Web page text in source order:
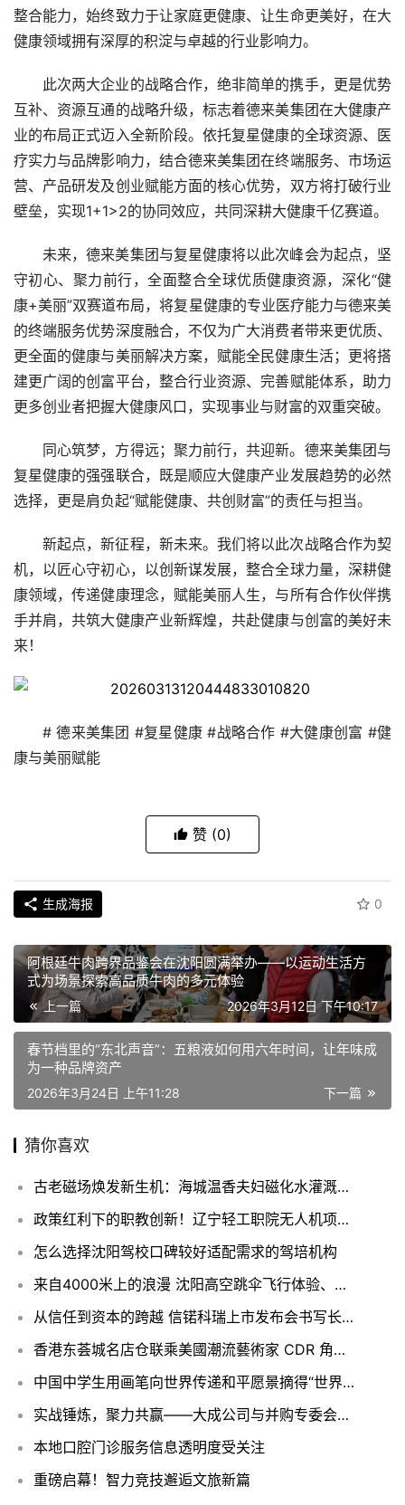
整合能力，始终致力于让家庭更健康、让生命更美好，在大
健康领域拥有深厚的积淀与卓越的行业影响力。
此次两大企业的战略合作，绝非简单的携手，更是优势
互补、资源互通的战略升级，标志着德来美集团在大健康产
业的布局正式迈入全新阶段。依托复星健康的全球资源、医
疗实力与品牌影响力，结合德来美集团在终端服务、市场运
营、产品研发及创业赋能方面的核心优势，双方将打破行业
壁垒，实现1+1>2的协同效应，共同深耕大健康千亿赛道。
未来，德来美集团与复星健康将以此次峰会为起点，坚
守初心、聚力前行，全面整合全球优质健康资源，深化“健
康+美丽”双赛道布局，将复星健康的专业医疗能力与德来美
的终端服务优势深度融合，不仅为广大消费者带来更优质、
更全面的健康与美丽解决方案，赋能全民健康生活；更将搭
建更广阔的创富平台，整合行业资源、完善赋能体系，助力
更多创业者把握大健康风口，实现事业与财富的双重突破。
同心筑梦，方得远；聚力前行，共迎新。德来美集团与
复星健康的强强联合，既是顺应大健康产业发展趋势的必然
选择，更是肩负起“赋能健康、共创财富”的责任与担当。
新起点，新征程，新未来。我们将以此次战略合作为契
机，以匠心守初心，以创新谋发展，整合全球力量，深耕健
康领域，传递健康理念，赋能美丽人生，与所有合作伙伴携
手并肩，共筑大健康产业新辉煌，共赴健康与创富的美好未
来！
# 德来美集团 #复星健康 #战略合作 #大健康创富 #健
康与美丽赋能
赞 (0)
生成海报 0
阿根廷牛肉跨界品鉴会在沈阳圆满举办——以运动生活方
式为场景探索高品质牛肉的多元体验
上一篇 2026年3月12日 下午10:17
春节档里的“东北声音”：五粮液如何用六年时间，让年味成
为一种品牌资产
下一篇
2026年3月24日 上午11:28
猜你喜欢
古老磁场焕发新生机：海城温香夫妇磁化水灌溉稻田获大丰收
政策红利下的职教创新！辽宁轻工职院无人机项目助力智慧警务落地
怎么选择沈阳驾校口碑较好适配需求的驾培机构
来自4000米上的浪漫 沈阳高空跳伞飞行体验、好刺激！
从信任到资本的跨越 信锘科瑞上市发布会书写长期价值投资新篇章
香港东荟城名店仓联乘美國潮流藝術家 CDR 角色BIG HUGS 抱抱人主题圣诞活动
中国中学生用画笔向世界传递和平愿景摘得“世界和平海报大赛”全球总冠军
实战锤炼，聚力共赢——大成公司与并购专委会投标实训营圆满落幕
本地口腔门诊服务信息透明度受关注
重磅启幕！智力竞技邂逅文旅新篇